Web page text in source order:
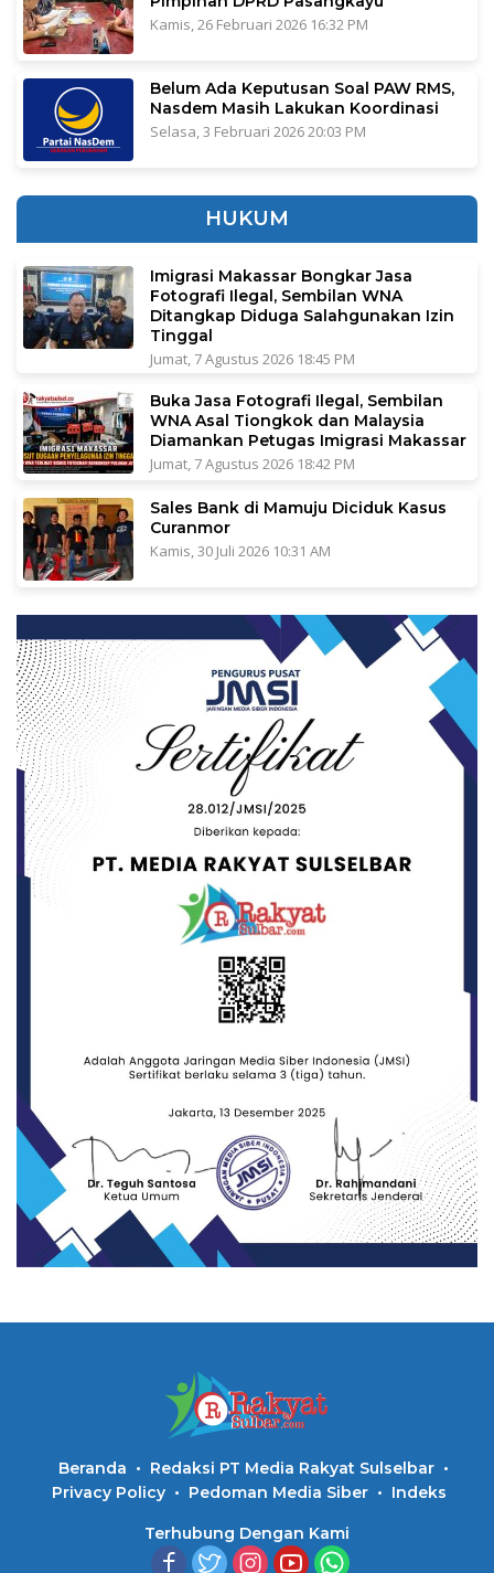
Kamis, 26 Februari 2026 16:32 PM
Belum Ada Keputusan Soal PAW RMS,
Nasdem Masih Lakukan Koordinasi
Selasa, 3 Februari 2026 20:03 PM
HUKUM
Imigrasi Makassar Bongkar Jasa
Fotografi Ilegal, Sembilan WNA
Ditangkap Diduga Salahgunakan Izin
Tinggal
Jumat, 7 Agustus 2026 18:45 PM
Buka Jasa Fotografi Ilegal, Sembilan
WNA Asal Tiongkok dan Malaysia
Diamankan Petugas Imigrasi Makassar
Jumat, 7 Agustus 2026 18:42 PM
Sales Bank di Mamuju Diciduk Kasus
Curanmor
Kamis, 30 Juli 2026 10:31 AM
Beranda
Redaksi PT Media Rakyat Sulselbar
Privacy Policy
Pedoman Media Siber Indeks
Terhubung Dengan Kami